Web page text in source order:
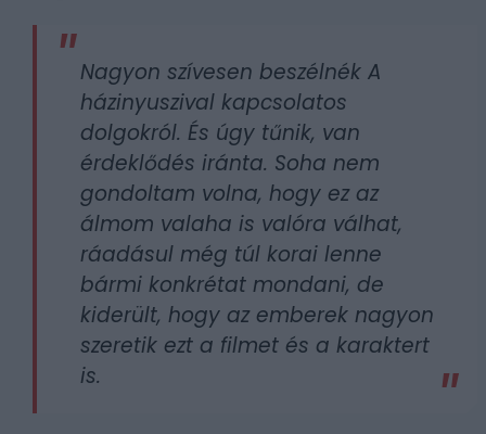
Nagyon szívesen beszélnék A
házinyuszival kapcsolatos
dolgokról. És úgy tűnik, van
érdeklődés iránta. Soha nem
gondoltam volna, hogy ez az
álmom valaha is valóra válhat,
ráadásul még túl korai lenne
bármi konkrétat mondani, de
kiderült, hogy az emberek nagyon
szeretik ezt a filmet és a karaktert
is.